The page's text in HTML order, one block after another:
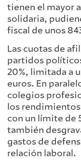
tienen el mayor
solidaria,
fiscal de unos
Las cuotas de
partidos
20%, limitada a
euros. En
colegios
los
con un límite de
también
gastos de
relación laboral.